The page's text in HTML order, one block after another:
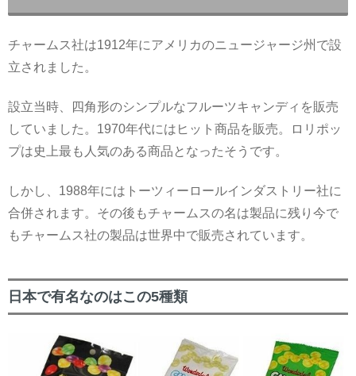
チャームス社は1912年にアメリカのニュージャージ州で設
立されました。
設立当時、四角形のシンプルなフルーツキャンディを販売
していました。1970年代にはヒット商品を販売。ロリポッ
プは史上最も人気のある商品となったそうです。
しかし、1988年にはトーツィーロールインダストリー社に
合併されます。その後もチャームスの名は製品に残り今で
もチャームス社の製品は世界中で販売されています。
日本で有名なのはこの5種類